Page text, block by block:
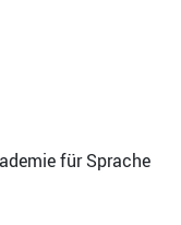
für Sprache